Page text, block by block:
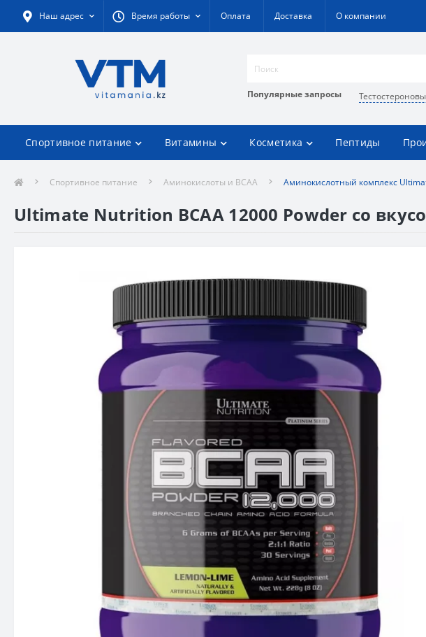
Наш адрес Время работы Оплата Доставка О компании
Популярные запросы
Спортивное питание Витамины Косметика Пептиды
Спортивное питание Аминокислоты и BCAA Аминокислотный комплекс
Ultimate Nutrition BCAA 12000 Powder со